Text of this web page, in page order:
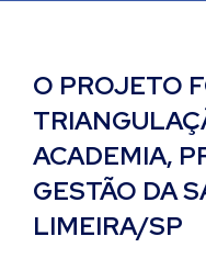
O PROJETO
ACADEMIA,
GESTÃO DA
LIMEIRA/SP